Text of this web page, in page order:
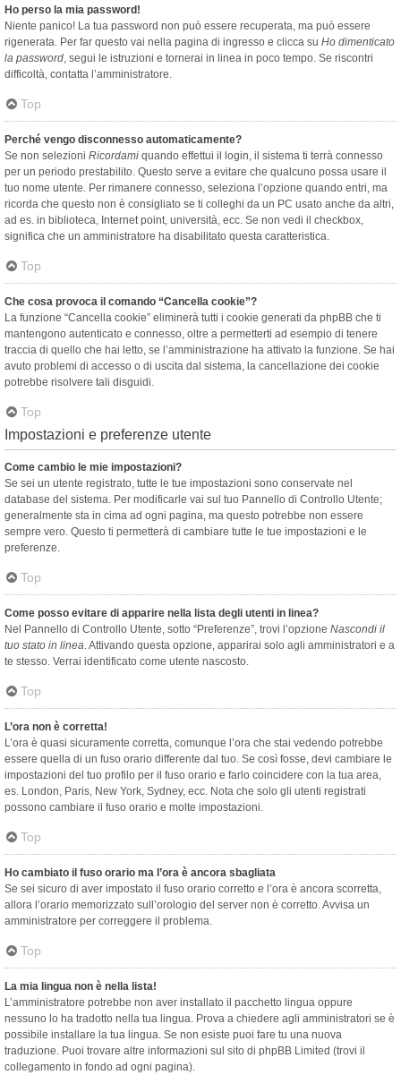
Ho perso la mia password!
Niente panico! La tua password non può essere recuperata, ma può essere
rigenerata. Per far questo vai nella pagina di ingresso e clicca su Ho dimenticato
la password, segui le istruzioni e tornerai in linea in poco tempo. Se riscontri
difficoltà, contatta l’amministratore.
Top
Perché vengo disconnesso automaticamente?
Se non selezioni Ricordami quando effettui il login, il sistema ti terrà connesso
per un periodo prestabilito. Questo serve a evitare che qualcuno possa usare il
tuo nome utente. Per rimanere connesso, seleziona l’opzione quando entri, ma
ricorda che questo non è consigliato se ti colleghi da un PC usato anche da altri,
ad es. in biblioteca, Internet point, università, ecc. Se non vedi il checkbox,
significa che un amministratore ha disabilitato questa caratteristica.
Top
Che cosa provoca il comando “Cancella cookie”?
La funzione “Cancella cookie” eliminerà tutti i cookie generati da phpBB che ti
mantengono autenticato e connesso, oltre a permetterti ad esempio di tenere
traccia di quello che hai letto, se l’amministrazione ha attivato la funzione. Se hai
avuto problemi di accesso o di uscita dal sistema, la cancellazione dei cookie
potrebbe risolvere tali disguidi.
Top
Impostazioni e preferenze utente
Come cambio le mie impostazioni?
Se sei un utente registrato, tutte le tue impostazioni sono conservate nel
database del sistema. Per modificarle vai sul tuo Pannello di Controllo Utente;
generalmente sta in cima ad ogni pagina, ma questo potrebbe non essere
sempre vero. Questo ti permetterà di cambiare tutte le tue impostazioni e le
preferenze.
Top
Come posso evitare di apparire nella lista degli utenti in linea?
Nel Pannello di Controllo Utente, sotto “Preferenze”, trovi l’opzione Nascondi il
tuo stato in linea. Attivando questa opzione, apparirai solo agli amministratori e a
te stesso. Verrai identificato come utente nascosto.
Top
L’ora non è corretta!
L’ora è quasi sicuramente corretta, comunque l’ora che stai vedendo potrebbe
essere quella di un fuso orario differente dal tuo. Se così fosse, devi cambiare le
impostazioni del tuo profilo per il fuso orario e farlo coincidere con la tua area,
es. London, Paris, New York, Sydney, ecc. Nota che solo gli utenti registrati
possono cambiare il fuso orario e molte impostazioni.
Top
Ho cambiato il fuso orario ma l’ora è ancora sbagliata
Se sei sicuro di aver impostato il fuso orario corretto e l’ora è ancora scorretta,
allora l’orario memorizzato sull’orologio del server non è corretto. Avvisa un
amministratore per correggere il problema.
Top
La mia lingua non è nella lista!
L’amministratore potrebbe non aver installato il pacchetto lingua oppure
nessuno lo ha tradotto nella tua lingua. Prova a chiedere agli amministratori se è
possibile installare la tua lingua. Se non esiste puoi fare tu una nuova
traduzione. Puoi trovare altre informazioni sul sito di phpBB Limited (trovi il
collegamento in fondo ad ogni pagina).